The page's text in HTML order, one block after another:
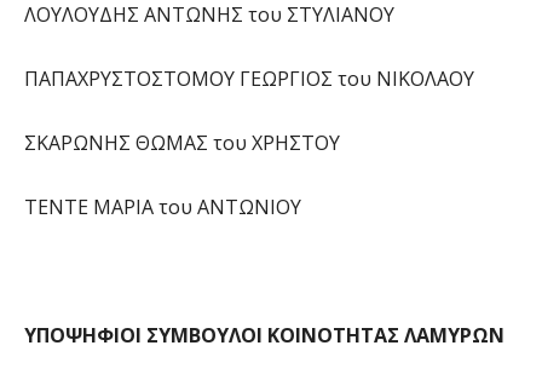
ΛΟΥΛΟΥΔΗΣ ΑΝΤΩΝΗΣ του ΣΤΥΛΙΑΝΟΥ
ΠΑΠΑΧΡΥΣΤΟΣΤΟΜΟΥ ΓΕΩΡΓΙΟΣ του ΝΙΚΟΛΑΟΥ
ΣΚΑΡΩΝΗΣ ΘΩΜΑΣ του ΧΡΗΣΤΟΥ
ΤΕΝΤΕ ΜΑΡΙΑ του ΑΝΤΩΝΙΟΥ
ΥΠΟΨΗΦΙΟΙ ΣΥΜΒΟΥΛΟΙ ΚΟΙΝΟΤΗΤΑΣ ΛΑΜΥΡΩΝ